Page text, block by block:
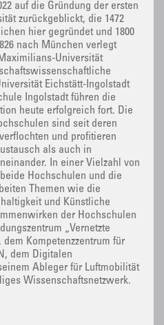
auf die Gründung der ersten
zurückgeblickt, die 1472
hier gegründet und 1800
nach München verlegt
Universität
Eichstätt-Ingolstadt
Ingolstadt führen die
heute erfolgreich fort. Die
sind seit deren
und profitieren
als auch in
In einer Vielzahl von
Hochschulen und die
Themen wie die
und Künstliche
der Hochschulen
„Vernetzte
Kompetenzzentrum für
dem Digitalen
Ableger für Luftmobilität
Wissenschaftsnetzwerk.